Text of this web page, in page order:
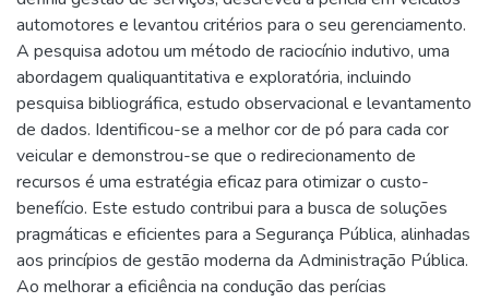
automotores e levantou critérios para o seu gerenciamento.
A pesquisa adotou um método de raciocínio indutivo, uma
abordagem qualiquantitativa e exploratória, incluindo
pesquisa bibliográfica, estudo observacional e levantamento
de dados. Identificou-se a melhor cor de pó para cada cor
veicular e demonstrou-se que o redirecionamento de
recursos é uma estratégia eficaz para otimizar o custo-
benefício. Este estudo contribui para a busca de soluções
pragmáticas e eficientes para a Segurança Pública, alinhadas
aos princípios de gestão moderna da Administração Pública.
Ao melhorar a eficiência na condução das perícias